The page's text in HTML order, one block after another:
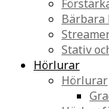
Bärbara
Stativ
Hörlurar
Hörlurar